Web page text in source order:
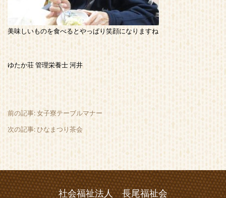
美味しいものを食べるとやっぱり笑顔になりますね
ゆたか荘 管理栄養士 河井
前の記事: 女子寮テーブルマナー
次の記事: ひなまつり茶会
社会福祉法人 長尾福祉会